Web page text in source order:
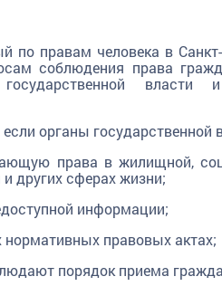
по правам человека в Санкт-
соблюдения права
власти
органы государственной
права в жилищной,
других сферах жизни;
информации;
правовых актах;
порядок приема